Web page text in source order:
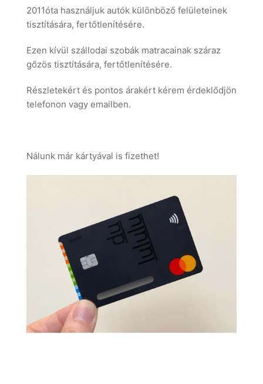
2011óta használjuk autók különböző felületeinek
tisztítására, fertőtlenítésére.
Ezen kívül szállodai szobák matracainak száraz
gőzös tisztítására, fertőtlenítésére.
Részletekért és pontos árakért kérem érdeklődjön
telefonon vagy emailben.
Nálunk már kártyával is fizethet!